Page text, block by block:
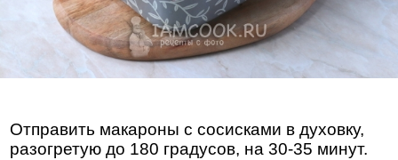
Отправить макароны с сосисками в духовку,
разогретую до 180 градусов, на 30-35 минут.